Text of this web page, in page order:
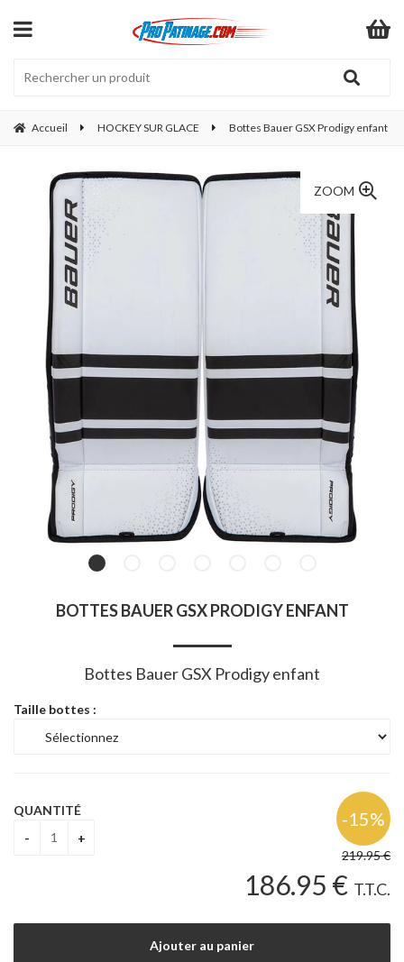
Accueil HOCKEY SUR GLACE Bottes Bauer GSX Prodigy enfant
ZOOM
BOTTES BAUER GSX PRODIGY ENFANT
Bottes Bauer GSX Prodigy enfant
Taille bottes :
219.95€
186.95 € T.T.C.
QUANTITÉ